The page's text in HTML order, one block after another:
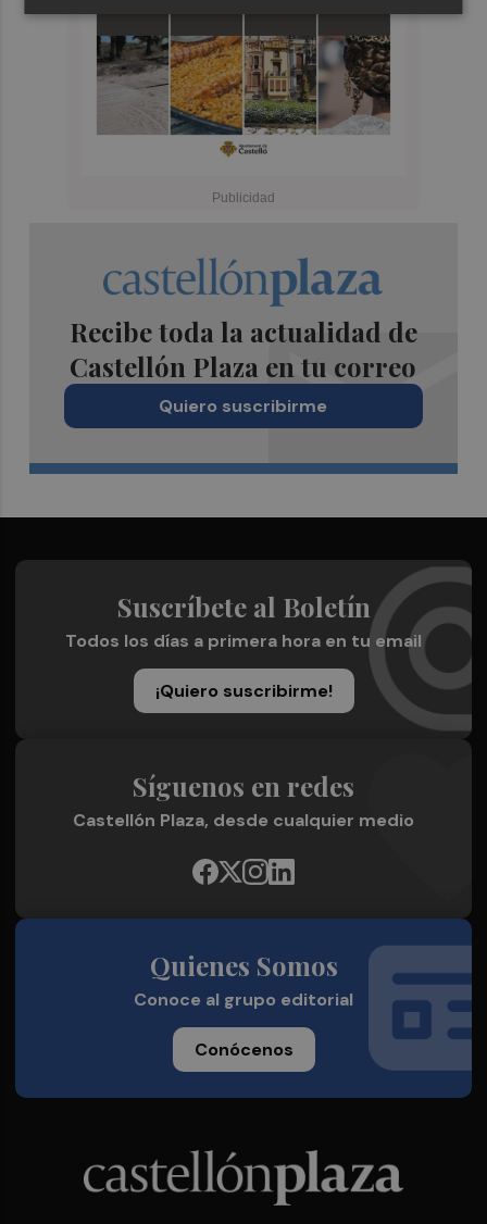
Recibe toda la actualidad de
Castellón Plaza en tu correo
Quiero suscribirme
Suscríbete al Boletín
Todos los días a primera hora en tu email
¡Quiero suscribirme!
Síguenos en redes
Castellón Plaza, desde cualquier medio
Quienes Somos
Conoce al grupo editorial
Conócenos